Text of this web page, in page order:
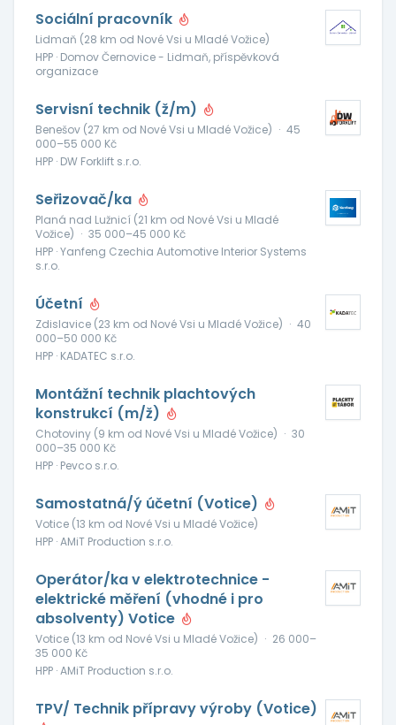
Sociální pracovník
Lidmaň (28 km od Nové Vsi u Mladé Vožice)
HPP · Domov Černovice - Lidmaň, příspěvková
organizace
Servisní technik (ž/m)
Benešov (27 km od Nové Vsi u Mladé Vožice) · 45
000–55 000 Kč
HPP · DW Forklift s.r.o.
Seřizovač/ka
Planá nad Lužnicí (21 km od Nové Vsi u Mladé
Vožice) · 35 000–45 000 Kč
HPP · Yanfeng Czechia Automotive Interior Systems
s.r.o.
Účetní
Zdislavice (23 km od Nové Vsi u Mladé Vožice) · 40
000–50 000 Kč
HPP · KADATEC s.r.o.
Montážní technik plachtových
konstrukcí (m/ž)
Chotoviny (9 km od Nové Vsi u Mladé Vožice) · 30
000–35 000 Kč
HPP · Pevco s.r.o.
Samostatná/ý účetní (Votice)
Votice (13 km od Nové Vsi u Mladé Vožice)
HPP · AMiT Production s.r.o.
Operátor/ka v elektrotechnice -
elektrické měření (vhodné i pro
absolventy) Votice
Votice (13 km od Nové Vsi u Mladé Vožice) · 26 000–
35 000 Kč
HPP · AMiT Production s.r.o.
TPV/ Technik přípravy výroby (Votice)